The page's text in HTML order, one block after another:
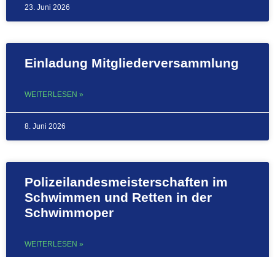
23. Juni 2026
Einladung Mitgliederversammlung
WEITERLESEN »
8. Juni 2026
Polizeilandesmeisterschaften im
Schwimmen und Retten in der
Schwimmoper
WEITERLESEN »